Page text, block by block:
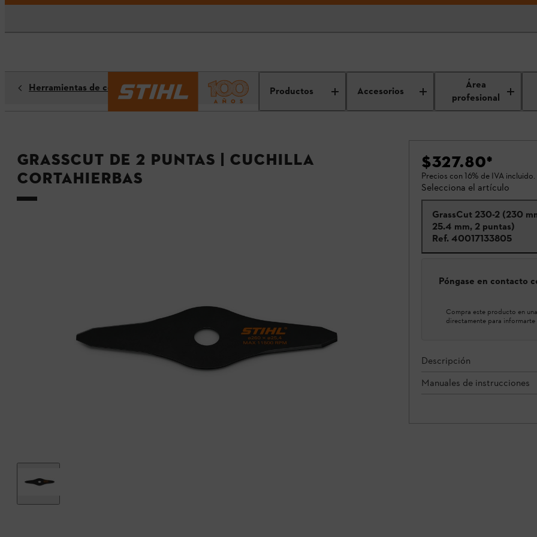
Productos Accesorios
Área
profesional
Herramientas de corte
GrassCut de 2 puntas | Cuchilla
cortahierbas
$327.80*
Precios con 16% de IVA incluido.
Selecciona el artículo
GrassCut 230-2 (230
25.4 mm, 2 puntas)
Ref. 40017133805
Póngase en contacto
Compra este producto en
directamente para
Descripción
Manuales de instrucciones